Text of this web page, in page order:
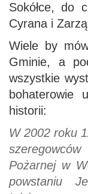
Sokółce, do
Cyrana i
Wiele by
Gminie, a
wszystkie
bohaterowie
historii:
W 2002 roku
Pożarnej w
powstaniu